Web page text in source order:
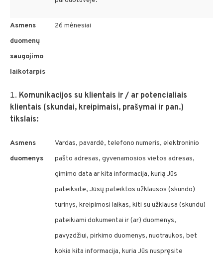
Asmens
duomenų
saugojimo
laikotarpis
26 mėnesiai
Komunikacijos su klientais ir / ar potencialiais
klientais (skundai, kreipimaisi, prašymai ir pan.)
tikslais:
Asmens
duomenys
Vardas, pavardė, telefono numeris, elektroninio
pašto adresas, gyvenamosios vietos adresas,
gimimo data ar kita informacija, kurią Jūs
pateiksite, Jūsų pateiktos užklausos (skundo)
turinys, kreipimosi laikas, kiti su užklausa (skundu)
pateikiami dokumentai ir (ar) duomenys,
pavyzdžiui, pirkimo duomenys, nuotraukos, bet
kokia kita informacija, kuria Jūs nuspręsite